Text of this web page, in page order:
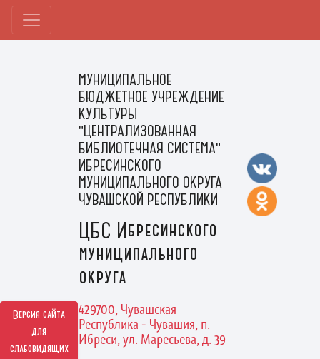
Версия сайта
для
слабовидящих
МУНИЦИПАЛЬНОЕ
БЮДЖЕТНОЕ УЧРЕЖДЕНИЕ
КУЛЬТУРЫ
"ЦЕНТРАЛИЗОВАННАЯ
БИБЛИОТЕЧНАЯ СИСТЕМА"
ИБРЕСИНСКОГО
МУНИЦИПАЛЬНОГО ОКРУГА
ЧУВАШСКОЙ РЕСПУБЛИКИ
ЦБС Ибресинского
муниципального
округа
429700, Чувашская
Республика - Чувашия, п.
Ибреси, ул. Маресьева, д. 39